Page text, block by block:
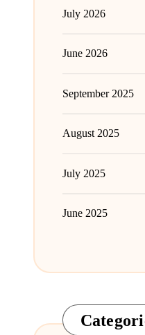
July 2026
June 2026
September 2025
August 2025
July 2025
June 2025